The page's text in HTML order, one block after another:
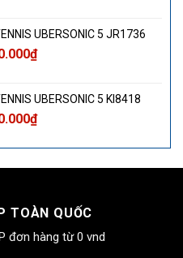
là:
2.550.000₫.
UBERSONIC 5 JR1736
₫Giá
là:
2.550.000₫.
UBERSONIC 5 KI8418
₫Giá
tại
là:
TOÀN QUỐC
đơn hàng từ 0 vnd